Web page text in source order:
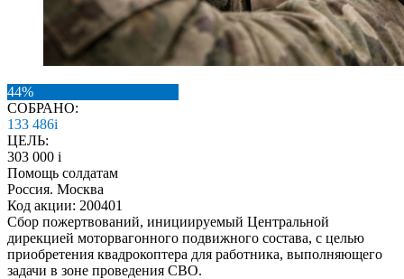
44%
СОБРАНО:
133 486i
ЦЕЛЬ:
303 000 i
Помощь солдатам
Россия. Москва
Код акции: 200401
Сбор пожертвований, инициируемый Центральной
дирекцией моторвагонного подвижного состава, с целью
приобретения квадрокоптера для работника, выполняющего
задачи в зоне проведения СВО.